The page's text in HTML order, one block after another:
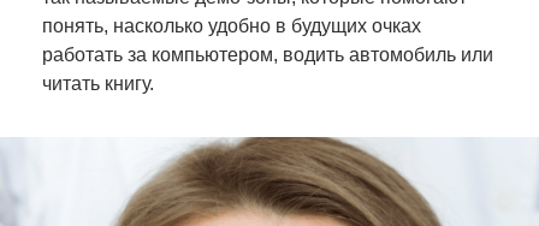
понять, насколько удобно в будущих очках
работать за компьютером, водить автомобиль или
читать книгу.